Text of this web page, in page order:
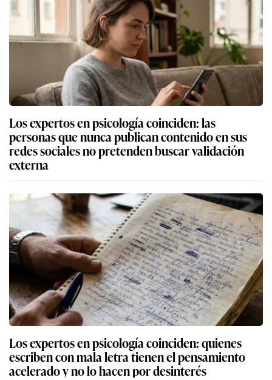
Los expertos en psicología coinciden: las
personas que nunca publican contenido en sus
redes sociales no pretenden buscar validación
externa
Los expertos en psicología coinciden: quienes
escriben con mala letra tienen el pensamiento
acelerado y no lo hacen por desinterés